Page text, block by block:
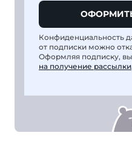
Конфиденциальность
от подписки можно
Оформляя подписку,
на получение рассылки